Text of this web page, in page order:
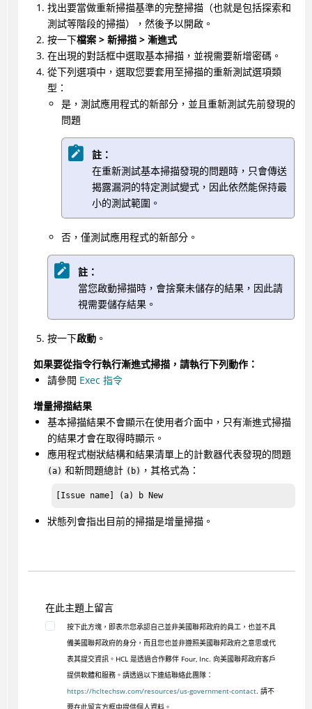
找出要當做重新掃描基準的完整掃描（也就是包括探索和
測試等階段的掃描），然後予以開啟。
按一下檔案 > 新掃描 > 漸進式
在出現的對話框中選取基本掃描，並視需要新增密碼。
從下列選項中，選取您要套用至掃描的重新測試選項類
型：
是，測試應用程式的新部分，並且重新測試先前發現的
問題
註：
在重新測試基本掃描發現的問題時，只會傳送
揭露漏洞的特定測試變式，因此依然能保持最
小的測試範圍。
否，僅測試應用程式的新部分。
註：
當您啟動掃描時，會捨棄未儲存的結果，因此請
視需要儲存結果。
按一下啟動。
如果要從指令行執行漸進式掃描，請執行下列動作：
請參閱 Exec 指令
增量掃描結果
基本掃描結果不會顯示在使用者介面中，只有漸進式掃描
的結果才會在取得時顯示。
應用程式樹狀結構和結果清單上的計數器代表發現的問題
(a) 和新問題總計 (b) ，其格式為：
[Issue name] (a) b New
狀態列會指出目前的掃描是增量掃描。
在此主題上留言
按下此方塊，即表示您承認自己並非美國聯邦政府的員工，也並不具
備美國聯邦政府的身分，而且您也並非遵照美國聯邦政府之意思或代
表其提交資訊。HCL 是透過合作夥伴 Four, Inc. 向美國聯邦政府客戶
提供軟體和服務。請透過以下連結聯絡此團隊：
https://hcltechsw.com/resources/us-government-contact. 請不
要在此留言方框中提供個人資料。